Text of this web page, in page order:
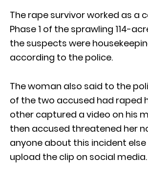
The rape survivor worked as a
Phase 1 of the sprawling 114-
the suspects were
according to the police.
The woman also said to the
of the two accused had raped
other captured a video on his
then accused threatened her
anyone about this incident else
upload the clip on social media.